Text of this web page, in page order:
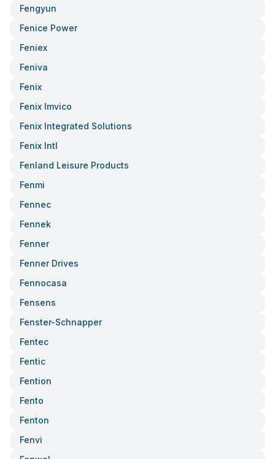
Fengyun
Fenice Power
Feniex
Feniva
Fenix
Fenix Imvico
Fenix Integrated Solutions
Fenix Intl
Fenland Leisure Products
Fenmi
Fennec
Fennek
Fenner
Fenner Drives
Fennocasa
Fensens
Fenster-Schnapper
Fentec
Fentic
Fention
Fento
Fenton
Fenvi